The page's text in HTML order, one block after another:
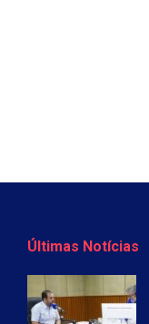
Últimas Notícias